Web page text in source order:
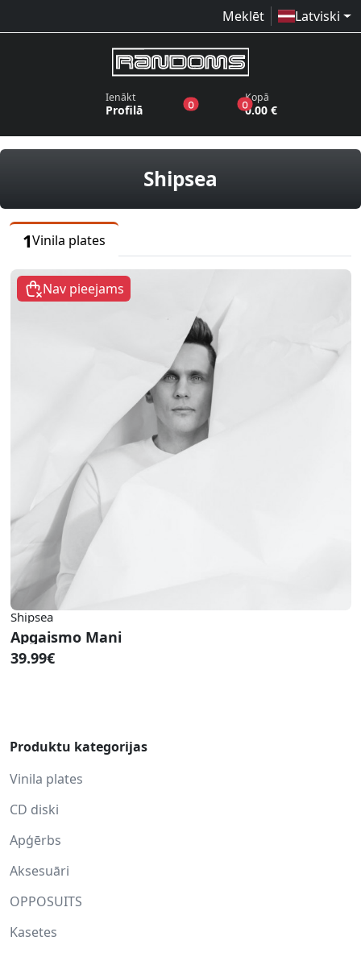
Meklēt Latviski
Ienākt
Profilā 0produkti vēlmju sarakstā
0produkti grozā
Kopā
0.00 €
Shipsea
1Vinila plates
Nav pieejams
Shipsea
Apgaismo Mani
39.99€
Produktu kategorijas
Vinila plates
CD diski
Apģērbs
Aksesuāri
OPPOSUITS
Kasetes